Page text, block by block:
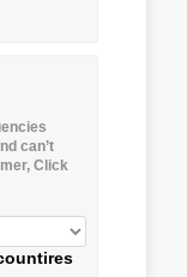
can’t
Click